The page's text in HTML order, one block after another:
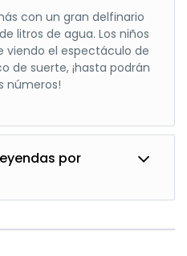
por su arquitectura integrada
dehabitaciones amplias y
72 y 6.042 metros. Su
con un gran delfinario
litros de agua. Los niños
viendo el espectáculo de
de suerte, ¡hasta podrán
números!
por